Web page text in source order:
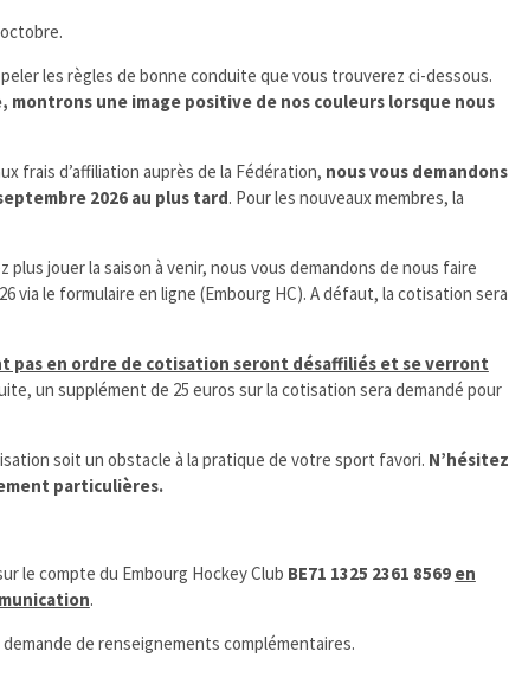
les règles de bonne conduite que vous trouverez ci-dessous.
montrons une image positive de nos couleurs lorsque nous
frais d’affiliation auprès de la Fédération, nous vous demandons
2026 au plus tard. Pour les nouveaux membres, la
jouer la saison à venir, nous vous demandons de nous faire
via le formulaire en ligne (Embourg HC). A défaut, la cotisation sera
pas en ordre de cotisation seront désaffiliés et se verront
un supplément de 25 euros sur la cotisation sera demandé pour
soit un obstacle à la pratique de votre sport favori. N’hésitez
particulières.
le compte du Embourg Hockey Club BE71 1325 2361 8569 en
.
de renseignements complémentaires.